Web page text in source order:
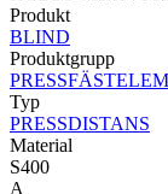
Produkt
BLIND
Produktgrupp
Typ
PRESSDISTANS
Material
S400
A